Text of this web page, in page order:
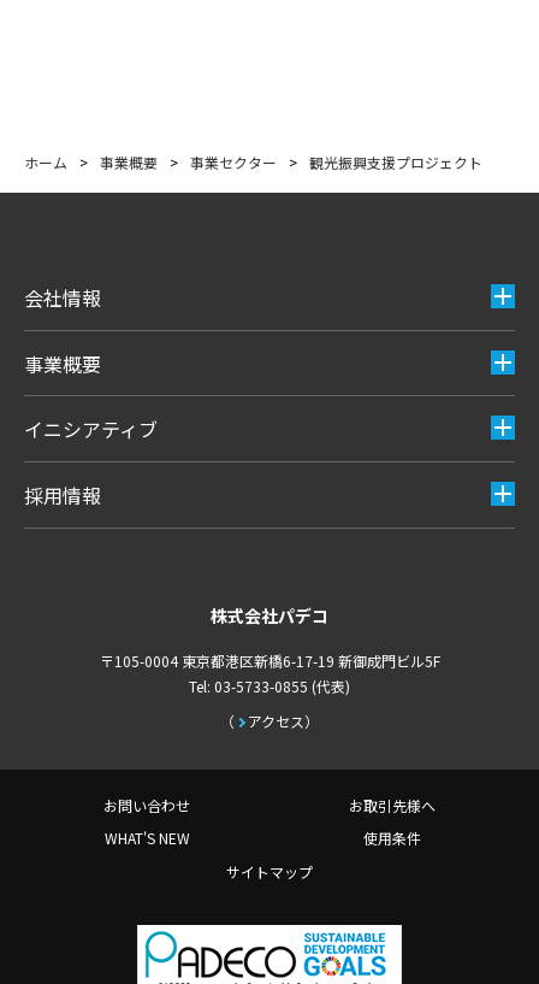
ホーム > 事業概要 > 事業セクター > 観光振興支援プロジェクト
会社情報
事業概要
イニシアティブ
採用情報
株式会社パデコ
〒105-0004 東京都港区新橋6-17-19 新御成門ビル5F
アクセス
Tel: 03-5733-0855 (代表)
お問い合わせ
お取引先様へ
WHAT'S NEW
使用条件
サイトマップ